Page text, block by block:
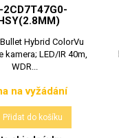
2CD7T47G0-
Hybrid ColorVu
kamera; LED/IR 40m,
WDR...
Cena
na vyžádání
Přidat do košíku